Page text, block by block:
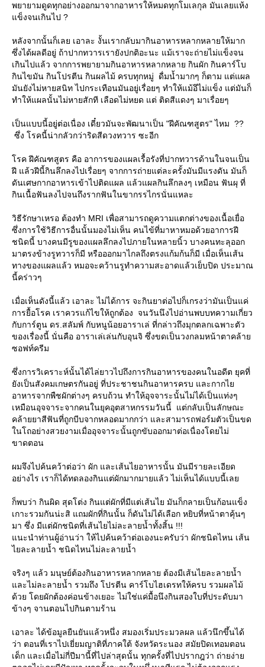
พยายามดูดทุกอย่างออกมาจากอาหารให้หมดทุกโมเลกุล มันเลยแห้ง
ข็งจนเกินไป ?
หลังจากนั้นก็เลย เอาละ งั้นเรากลับมากินอาหารหลากหลายให้มาก
ซึ่งได้ผลดีอยู่ ถ้าปากทวารเรายังปกติอะนะ แม้เราจะถ่ายไม่แข็งจน
เกินไปแล้ว จากการพยายามกินอาหารหลากหลาย กินผัก กินคาร์โบ
กินไขมัน กินโปรตีน กินผลไม้ ครบทุกหมู่ ดื่มน้ำมากๆ ก็ตาม แต่แผล
มันยังไม่หายสนิท ไปกระเทือนมันอยู่เรื่อยๆ ทำให้แม้อึไม่แข็ง แต่มันก็
ทำให้แผลนั้นไม่หายสักที เลือดไม่หยด แต่ ติดสีแดงๆ มาเรื่อยๆ
เป็นแบบนี้อยู่ต่อเนื่อง เดี๋ยวมันจะพัฒนาเป็น "ฝีคัณฑสูตร" ไหม ??
ซึ่ง โรคนี้น่ากลัวกว่าริดสีดวงทวาร ซะอีก
รค ฝีคัณฑสูตร คือ อาการของแผลเรื้อรังที่ปากทวารด้านในจนเป็น
ฝี แล้วฝีนี้กินลึกลงไปเรื่อยๆ จากการถ่ายแต่ละครั้งมันมีแรงดัน มันก็
ดันเศษกากอาหารเข้าไปติดแผล แล้วแผลกินลึกลงๆ เหมือน ฟันผุ ที่
กินเนื้อฟันลงไปจนถึงรากฟันในขากรรไกรนั่นแหละ
วิธีรักษาเหรอ ต้องทำ MRI เพื่อสามารถดูความแตกต่างของเนื้อเยื่อ
ซึ่งการใช้วิธีการอื่นนั้นมองไม่เห็น คนไข้ที่มาหาหมอด้วยอาการฝี
ชนิดนี้ บางคนมีรูของแผลลึกลงไปภายในหลายนิ้ว บางคนทะลุออก
มาตรงข้างรูทวารก็มี หรือออกมาไกลถึงตรงแก้มก้นก็มี เมื่อเห็นเส้น
ทางของแผลแล้ว หมอจะคว้านรูทำความสะอาดแล้วเย็บปิด ประมาณ
นี้คร่าวๆ
เมื่อเห็นดังนี้แล้ว เอาละ ไม่ได้การ จะกินยาต่อไปก็เกรงว่ามันเป็นแค่
การยื้อโรค เราควรแก้ไขให้ถูกต้อง จนวันนึงไปอ่านพบบทความเกี่ยว
กับการ์ตูน ดร.สลัมพ์ กับหนูน้อยอาราเล่ ที่กล่าวถึงมุกตลกเฉพาะตัว
ของเรื่องนี้ นั่นคือ อาราเล่เล่นกับอุนจิ ซึ่งขดเป็นวงกลมหน้าตาคล้า
ซอฟท์ครีม
ซึ่งการวิเคราะห์นั้นได้ไล่ยาวไปถึงการกินอาหารของคนในอดีต ยุคที่
ังเป็นสังคมเกษตรกันอยู่ ที่ประชาชนกินอาหารครบ และกากไ
อาหารจากพืชผักต่างๆ ครบถ้วน ทำให้อุจจาระนั้นไม่ได้เป็นแท่งๆ
เหมือนอุจจาระจากคนในยุคอุตสาหกรรมวันนี้ แต่กลับเป็นลักษณะ
คล้ายยาสีฟันที่ถูกบีบจากหลอดมากกว่า และสามารถฟอร์มตัวเป็นขด
นโถอย่างสวยงามเมื่ออุจจาระนั้นถูกขับออกมาต่อเนื่องโดยไม่
ขาดตอน
ผมจึงไปค้นคว้าต่อว่า ผัก และเส้นไยอาหารนั้น มันมีรายละเอียด
อย่างไร เราก็ได้ทดลองกินแต่ผักมากมายแล้ว ไม่เห็นได้แบบนี้เล
ก็พบว่า กินผิด สุดโต่ง กินแต่ผักที่มีแต่เส้นไย มันก็กลายเป็นก้อนแข็ง
เกาะรวมกันน่ะสิ แถมผักที่กินนั้น ก็ดันไม่ได้เลือก หยิบที่หน้าตาคุ้นๆ
มา ซึ่ง มีแต่ผักชนิดที่เส้นไยไม่ละลายน้ำทั้งสิ้น !!!
นะนำท่านผู้อ่านว่า ให้ไปค้นคว้าต่อเองนะครับว่า ผักชนิดไหน เส้น
ไยละลายน้ำ ชนิดไหนไม่ละลายน้ำ
จริงๆ แล้ว มนุษย์ต้องกินอาหารหลากหลาย ต้องมีเส้นไยละลายน้ำ
ละไม่ละลายน้ำ รวมถึง โปรตีน คาร์โบไฮเดรทให้ครบ รวมผลไม้
ด้วย โดยผักต้องค่อนข้างเยอะ ไม่ใช่แค่มื้อนึงกินสองใบที่ประดับมา
ข้างๆ จานตอนไปกินตามร้าน
เอาละ ได้ข้อมูลยืนยันแล้วหนึ่ง สมองเริ่มประมวลผล แล้วนึกขึ้นได้
ว่า ตอนที่เราไปเยี่ยมญาติที่ภาคใต้ จังหวัดระนอง สมัยปิดเทอมตอน
เด็ก และเมื่อไม่กี่ปีมานี้ที่ไปล่าสุดนั้น ทุกครั้งที่ไปปรากฎว่า ถ่ายง่า